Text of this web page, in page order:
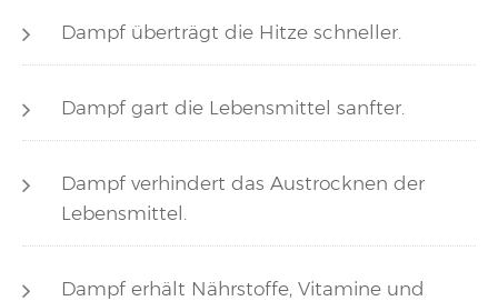
Dampf überträgt die Hitze schneller.
Dampf gart die Lebensmittel sanfter.
Dampf verhindert das Austrocknen der
Lebensmittel.
Dampf erhält Nährstoffe, Vitamine und